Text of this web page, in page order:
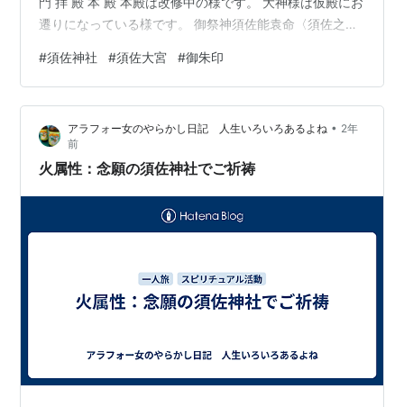
遷りになっている様です。 御祭神須佐能袁命〈須佐之男
こと）足摩槌命 （あしなづちのみこと）手摩槌命 （てな
づちのみこと）（須佐家の祖神） ご利益 良縁、家庭円
満、子宝、子孫繁栄、厄除け、家内安全 社務所 本殿右手
の社務所で御朱印を頂きました。 朱印料は500円でし
た。（2025年5月現在） 天照社 「令…
#須佐神社 #須佐大宮 #御朱印
アラフォー女のやらかし日記 人生いろいろあるよね • 2年
前
火属性：念願の須佐神社でご祈祷